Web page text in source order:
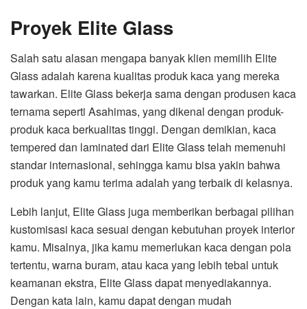
Proyek Elite Glass
Salah satu alasan mengapa banyak klien memilih Elite
Glass adalah karena kualitas produk kaca yang mereka
tawarkan. Elite Glass bekerja sama dengan produsen kaca
ternama seperti Asahimas, yang dikenal dengan produk-
produk kaca berkualitas tinggi. Dengan demikian, kaca
tempered dan laminated dari Elite Glass telah memenuhi
standar internasional, sehingga kamu bisa yakin bahwa
produk yang kamu terima adalah yang terbaik di kelasnya.
Lebih lanjut, Elite Glass juga memberikan berbagai pilihan
kustomisasi kaca sesuai dengan kebutuhan proyek interior
kamu. Misalnya, jika kamu memerlukan kaca dengan pola
tertentu, warna buram, atau kaca yang lebih tebal untuk
keamanan ekstra, Elite Glass dapat menyediakannya.
Dengan kata lain, kamu dapat dengan mudah